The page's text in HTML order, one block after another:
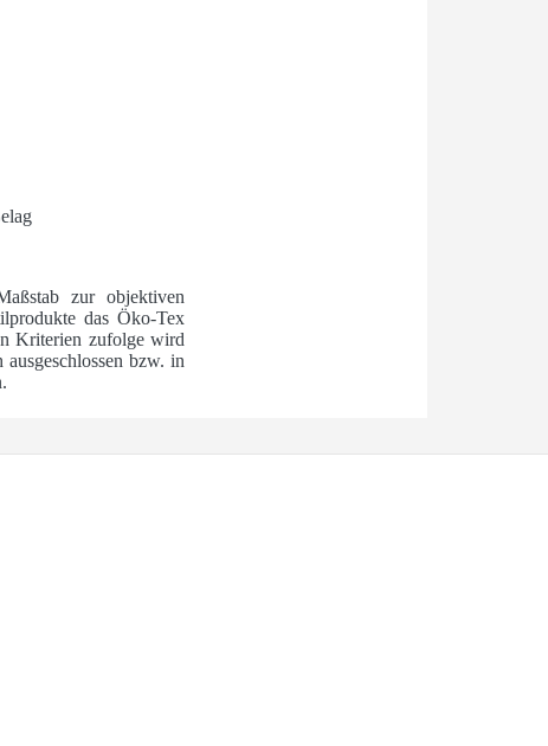
zur objektiven
das Öko-Tex
Kriterien zufolge wird
bzw. in